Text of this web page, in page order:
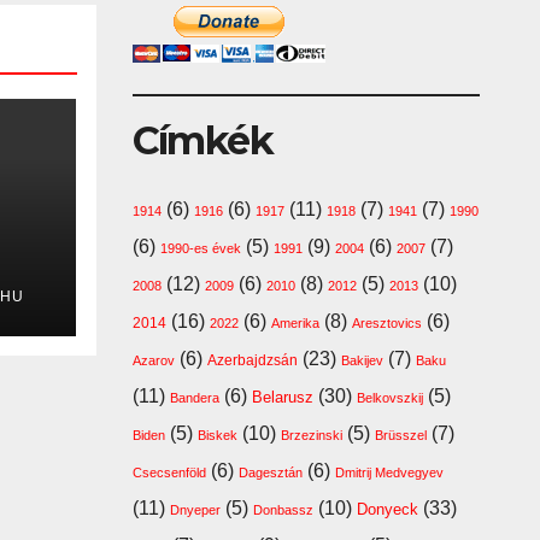
Címkék
1914(6) 1916(6) 1917(11) 1918(7) 1941 (7) 1990
(6) 1990-es évek (5) 1991 (9) 2004(6) 2007(7)
2008(12) 2009(6) 2010(8) 2012(5) 2013(10)
2014(16) 2022(6) Amerika(8) Aresztovics (6)
Azarov(6) Azerbajdzsán (23) Bakijev(7) Baku
(11) Bandera(6) Belarusz (30) Belkovszkij(5)
Biden(5) Biskek (10) Brzezinski(5) Brüsszel(7)
Csecsenföld(6) Dagesztán(6) Dmitrij Medvegyev
(11) Dnyeper(5) Donbassz (10) Donyeck (33)